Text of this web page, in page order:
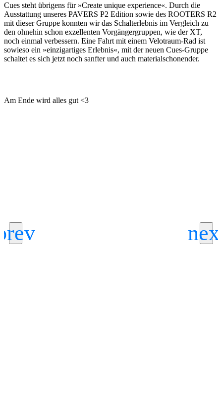
Cues steht übrigens für »Create unique experience«. Durch die
Ausstattung unseres PAVERS P2 Edition sowie des ROOTERS R2
mit dieser Gruppe konnten wir das Schalterlebnis im Vergleich zu
den ohnehin schon exzellenten Vorgängergruppen, wie der XT,
noch einmal verbessern. Eine Fahrt mit einem Velotraum-Rad ist
sowieso ein »einzigartiges Erlebnis«, mit der neuen Cues-Gruppe
schaltet es sich jetzt noch sanfter und auch materialschonender.
Am Ende wird alles gut <3